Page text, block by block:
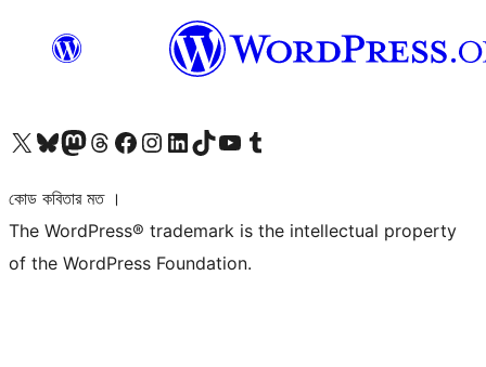
আমাদের X (আগের টুইটার) অ্যাকাউন্টে যানআমাদের Bluesky অ্যাকাউন্টটি দেখুনআমাদের মাস্টোডন অ্যাকাউন্টটি দেখুনআমাদের থ্রেডস অ্যাকাউন্টটি দেখুনআমাদের ফেসবুক পেজ দেখুনআমাদের ইন্সটাগ্রাম অ্যাকাউন্ট দেখুনআমাদের লিঙ্কডইন অ্যাকাউন্টে যানআমাদের TikTok অ্যাকাউন্টটি দেখুনআমাদের ইউটিউব চ্যানেলে যান আমাদের টাম্বলার অ্যাকাউন্ট দেখুন
কোড কবিতার মত ।
The WordPress® trademark is the intellectual property
of the WordPress Foundation.